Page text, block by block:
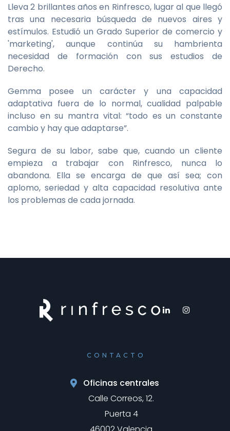
Lleva 2 brillantes años en Rinfresco, lugar al que llegó
tras una necesaria búsqueda de nuevos aires y
estímulos. Estudió un Grado Superior de comercio y
'marketing', aunque continúa su hambrienta
necesidad de formación con sus estudios de
Derecho.
Gemma posee un carácter y una capacidad
adaptativa fuera de lo normal, cualidad palpable
incluso en su mantra vital: “todo es un constante
cambio y hay que adaptarse”.
Segura de su labor, sabe que, cuando un cliente
empieza a trabajar con Rinfresco, nunca lo
abandona. Ella se encarga de que así sea; con
aplomo, seriedad y alta capacidad resolutiva ante
los problemas de cada jornada.
CONTACTO
Oficinas centrales
Calle Correos, 12.
Puerta 4